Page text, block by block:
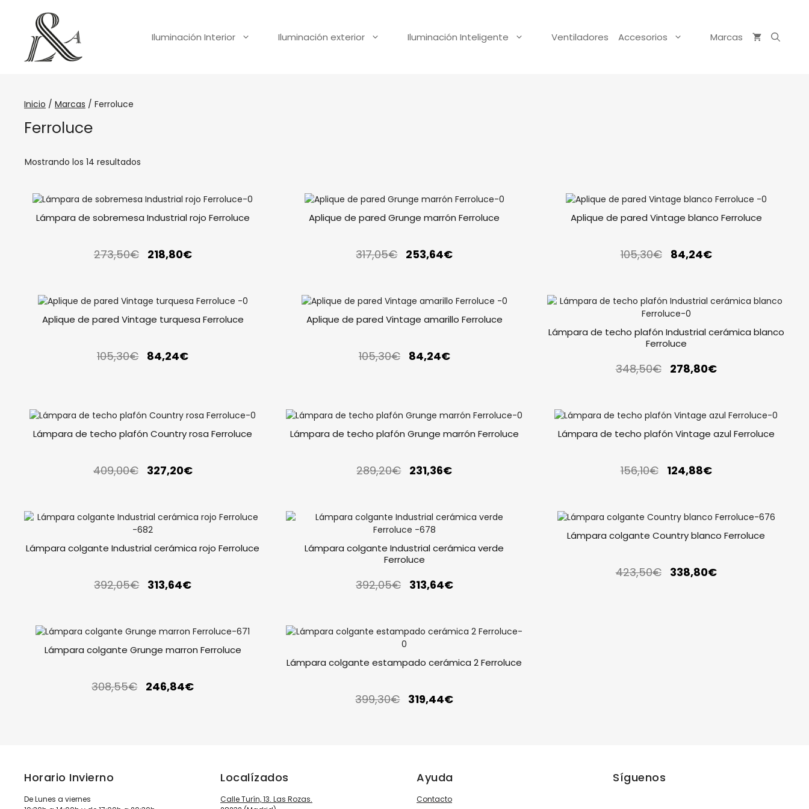
Iluminación Interior Iluminación exterior Iluminación Inteligente Ventiladores Accesorios Marcas
Inicio / Marcas / Ferroluce
Ferroluce
Mostrando los 14 resultados
Lámpara de sobremesa Industrial rojo Ferroluce
273,50€ 218,80€
Aplique de pared Grunge marrón Ferroluce
317,05€ 253,64€
Aplique de pared Vintage blanco Ferroluce
105,30€ 84,24€
Aplique de pared Vintage turquesa Ferroluce
105,30€ 84,24€
Aplique de pared Vintage amarillo Ferroluce
105,30€ 84,24€
Lámpara de techo plafón Industrial cerámica blanco
Ferroluce
348,50€ 278,80€
Lámpara de techo plafón Country rosa Ferroluce
409,00€ 327,20€
Lámpara de techo plafón Grunge marrón Ferroluce
289,20€ 231,36€
Lámpara de techo plafón Vintage azul Ferroluce
156,10€ 124,88€
Lámpara colgante Industrial cerámica rojo Ferroluce
392,05€ 313,64€
Lámpara colgante Industrial cerámica verde
Ferroluce
392,05€ 313,64€
Lámpara colgante Country blanco Ferroluce
423,50€ 338,80€
Lámpara colgante Grunge marron Ferroluce
308,55€ 246,84€
Lámpara colgante estampado cerámica 2 Ferroluce
399,30€ 319,44€
Horario Invierno
De Lunes a viernes
Localízados
Calle Turín, 13. Las Rozas.
Ayuda
Contacto
Síguenos